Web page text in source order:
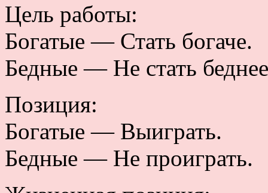
Цель работы:
Богатые — Стать богаче.
Бедные — Не стать
Позиция:
Богатые — Выиграть.
Бедные — Не проиграть.